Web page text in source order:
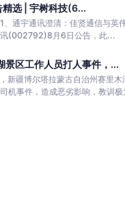
精选 | 宇树科技(6...
、通宇通讯澄清：佳贤通信与英
讯(002792)8月6日公告，此...
景区工作人员打人事件，...
新疆博尔塔拉蒙古自治州赛里木
机事件，造成恶劣影响，教训